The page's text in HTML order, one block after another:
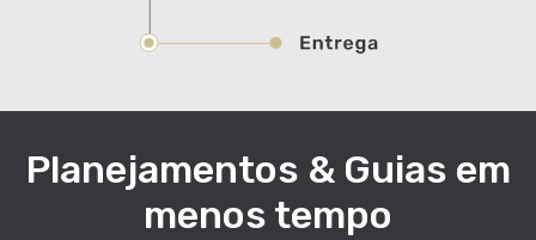
Planejamentos & Guias em
menos tempo